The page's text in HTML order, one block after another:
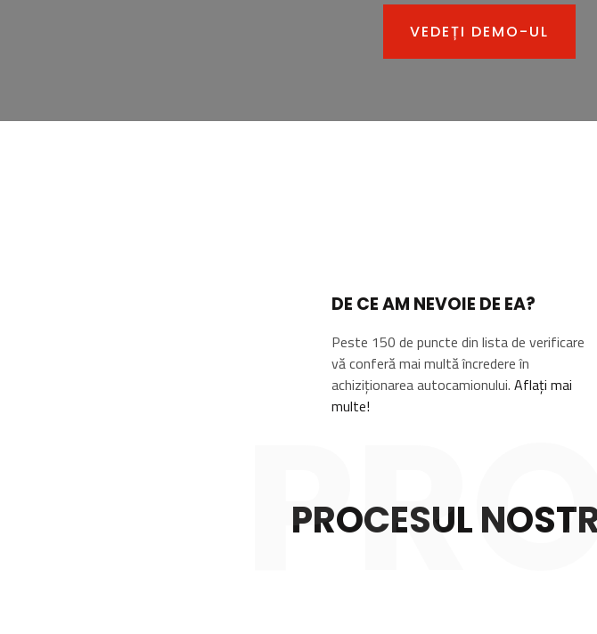
VEDEȚI DEMO-UL
DE CE AM NEVOIE DE EA?
Peste 150 de puncte din lista de verificare
vă conferă mai multă încredere în
achiziționarea autocamionului. Aflați mai
multe!
PROCESUL